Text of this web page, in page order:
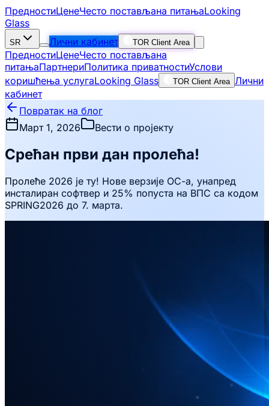
ПредностиЦенеЧесто постављана питањаLooking
Glass
SR Лични кабинет TOR Client Area
ПредностиЦенеЧесто постављана
питањаПартнериПолитика приватностиУслови
коришћења услугаLooking Glass TOR Client Area Лични
кабинет
Повратак на блог
Март 1, 2026
Вести о пројекту
Срећан први дан пролећа!
Пролеће 2026 је ту! Нове верзије ОС-а, унапред
инсталиран софтвер и 25% попуста на ВПС са кодом
SPRING2026 до 7. марта.